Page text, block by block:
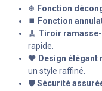
❄ Fonction
⏹ Fonction
🧹 Tiroir
rapide.
🖤 Design élégant
un style raffiné.
🛡Sécurité